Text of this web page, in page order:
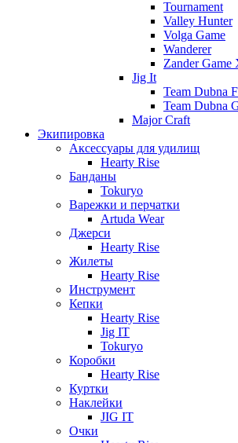
Tournament
Valley Hunter
Volga Game
Wanderer
Zander Game
Jig It
Team Dubna
Team Dubna
Major Craft
Экипировка
Аксессуары для удилищ
Hearty Rise
Банданы
Tokuryo
Варежки и перчатки
Artuda Wear
Джерси
Hearty Rise
Жилеты
Hearty Rise
Инструмент
Кепки
Hearty Rise
Jig IT
Tokuryo
Коробки
Hearty Rise
Куртки
Наклейки
JIG IT
Очки